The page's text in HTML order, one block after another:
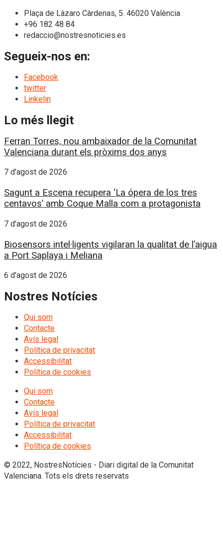
Plaça de Làzaro Càrdenas, 5. 46020 València
+96 182 48 84
redaccio@nostresnoticies.es
Segueix-nos en:
Facebook
twitter
Linkelin
Lo més llegit
Ferran Torres, nou ambaixador de la Comunitat
Valenciana durant els pròxims dos anys
7 d'agost de 2026
Sagunt a Escena recupera ‘La ópera de los tres
centavos’ amb Coque Malla com a protagonista
7 d'agost de 2026
Biosensors intel·ligents vigilaran la qualitat de l’aigua
a Port Saplaya i Meliana
6 d'agost de 2026
Nostres Notícies
Qui som
Contacte
Avís legal
Política de privacitat
Accessibilitat
Política de cookies
Qui som
Contacte
Avís legal
Política de privacitat
Accessibilitat
Política de cookies
© 2022, NostresNotícies - Diari digital de la Comunitat
Valenciana. Tots els drets reservats